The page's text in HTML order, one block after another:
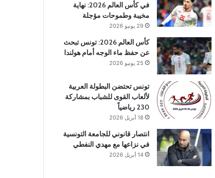
في كأس العالم 2026: نهاية
مخيبة وطموحات مؤجلة
29 يونيو 2026
كأس العالم 2026: تونس تبحث
عن حفظ ماء الوجه أمام هولندا
25 يونيو 2026
تونس تحتضن البطولة العربية
لألعاب القوى للشباب بمشاركة
230 رياضياً
18 أبريل 2026
انتصار قانوني للجامعة التونسية
في نزاعها مع مهدي النفطي
14 أبريل 2026